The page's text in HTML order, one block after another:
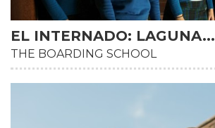
EL INTERNADO: LAGUNA...
THE BOARDING SCHOOL